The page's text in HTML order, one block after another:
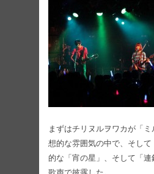
まずはチリヌルヲワカが「
想的な雰囲気の中で、そして
的な「宵の星」、そして「